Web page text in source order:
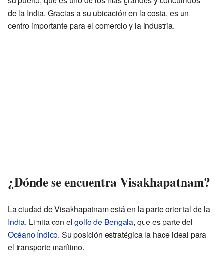
de la India. Gracias a su ubicación en la costa, es un
centro importante para el comercio y la industria.
¿Dónde se encuentra Visakhapatnam?
La ciudad de Visakhapatnam está en la parte oriental de la
India. Limita con el golfo de Bengala, que es parte del
Océano Índico. Su posición estratégica la hace ideal para
el transporte marítimo.